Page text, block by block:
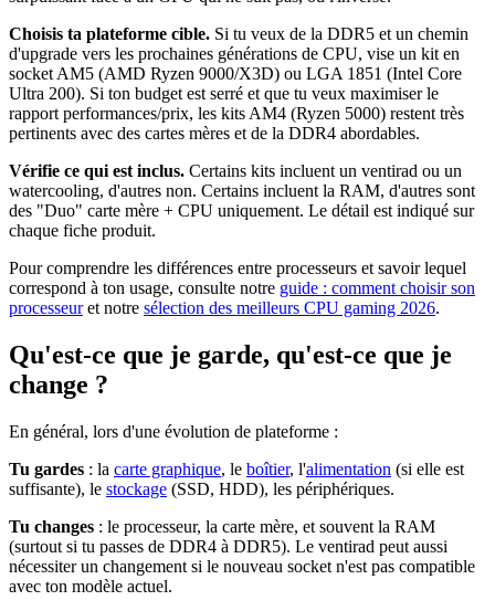
Choisis ta plateforme cible. Si tu veux de la DDR5 et un chemin
d'upgrade vers les prochaines générations de CPU, vise un kit en
socket AM5 (AMD Ryzen 9000/X3D) ou LGA 1851 (Intel Core
Ultra 200). Si ton budget est serré et que tu veux maximiser le
rapport performances/prix, les kits AM4 (Ryzen 5000) restent très
pertinents avec des cartes mères et de la DDR4 abordables.
Vérifie ce qui est inclus. Certains kits incluent un ventirad ou un
watercooling, d'autres non. Certains incluent la RAM, d'autres sont
des "Duo" carte mère + CPU uniquement. Le détail est indiqué sur
chaque fiche produit.
Pour comprendre les différences entre processeurs et savoir lequel
correspond à ton usage, consulte notre guide : comment choisir son
processeuret notre sélection des meilleurs CPU gaming 2026.
Qu'est-ce que je garde, qu'est-ce que je
change ?
En général, lors d'une évolution de plateforme :
Tu gardes : la carte graphique, le boîtier, l'alimentation (si elle est
suffisante), le stockage (SSD, HDD), les périphériques.
Tu changes : le processeur, la carte mère, et souvent la RAM
(surtout si tu passes de DDR4 à DDR5). Le ventirad peut aussi
nécessiter un changement si le nouveau socket n'est pas compatible
avec ton modèle actuel.